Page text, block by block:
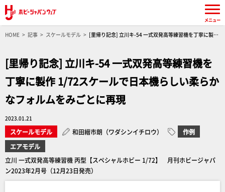
HOME 記事 スケールモデル
[里帰り記念] 立川キ-54 一式双発高等練習機を丁寧に製作
[里帰り記念] 立川キ-54 一式双発高等練習機を
丁寧に製作 1/72スケールで日本機らしい柔らか
なフォルムをみごとに再現
2023.01.21
スケールモデル 和田縉市朗（ワダシンイチロウ）
作例
エアモデル
立川 一式双発高等練習機 丙型【スペシャルホビー 1/72】 月刊ホビージャパ
ン2023年2月号（12月23日発売）
メニュー